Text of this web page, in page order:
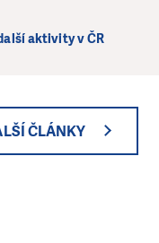
aktivity v ČR
ČLÁNKY